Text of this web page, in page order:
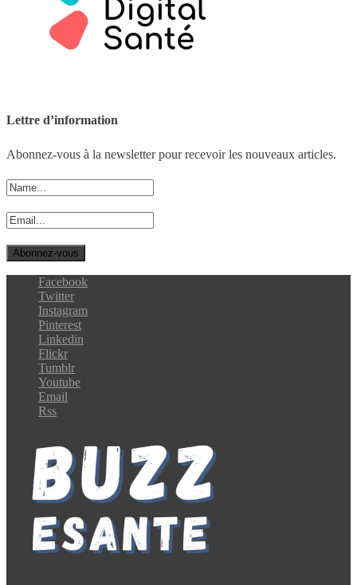
Lettre d’information
Abonnez-vous à la newsletter pour recevoir les nouveaux articles.
Facebook
Twitter
Instagram
Pinterest
Linkedin
Flickr
Tumblr
Youtube
Email
Rss